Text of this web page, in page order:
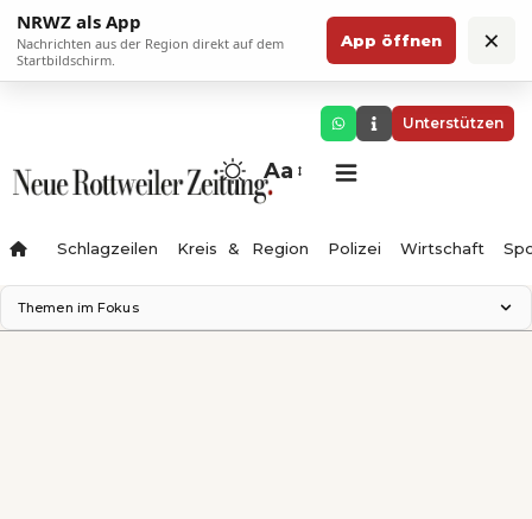
NRWZ als App
Nachrichten aus der Region direkt auf dem
Startbildschirm.
App öffnen ×
Unterstützen
Aa
Schlagzeilen Kreis & Region Polizei Wirtschaft
Themen im Fokus